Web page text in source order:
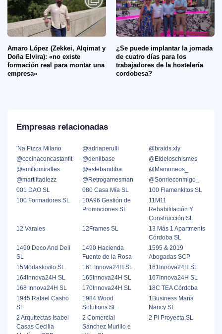
Amaro López (Zekkei, Alqimat y
Doña Elvira): «no existe
formación real para montar una
empresa»
¿Se puede implantar la jornada
de cuatro días para los
trabajadores de la hostelería
cordobesa?
Empresas relacionadas
'Na Pizza Milano @adriaperulli
@braids.xly
@cocinaconcastanfit
@denilbase
@Eldeloschismes
@emiliomiralles
@estebandiba
@Mamoneos_
@martiitadiezz
@Retrogamesman
@Sonrieconmigo_
001 DAO SL
080 Casa Mía SL
100 Flamenkitos SL
100 Formadores SL
10A96 Gestión de
Promociones SL
11M11
Rehabilitación Y
Construcción SL
12 Varales
12Frames SL
13 Más 1 Apartments
Córdoba SL
1490 Deco And Deli
SL
1490 Hacienda
Fuente de la Rosa
1595 & 2019
Abogadas SCP
15Modaslovilo SL
161 Innova24H SL
161Innova24H SL
164Innova24H SL
165Innova24H SL
167Innova24H SL
168 Innova24H SL
170Innova24H SL
18C TEA Córdoba
1945 Rafael Castro
SL
1984 Wood
Solutions SL
1Business María
Nancy SL
2 Arquitectas Isabel
Casas Cecilia
2 Comercial
Sánchez Murillo e
2 Pi Proyecta SL